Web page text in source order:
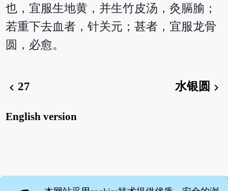
也，宜服生地黄，并生竹皮汤，灸膈腧；
若重下去血者，针关元；甚者，宜服龙骨
圆，必愈。
chevron_left 27 水银圆 chevron_right
English version